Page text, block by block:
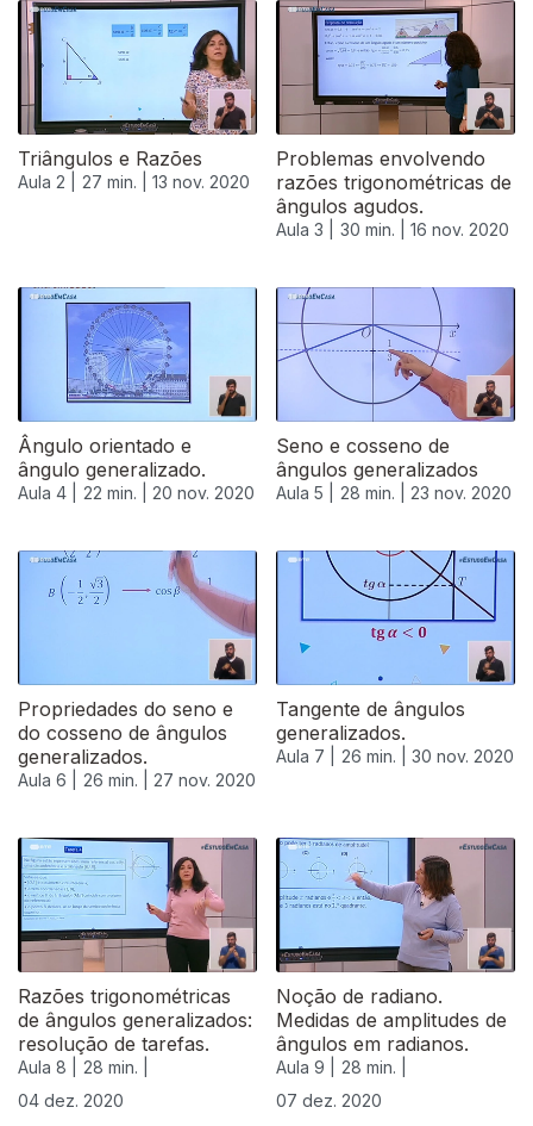
Triângulos e Razões
Aula 2 | 27 min. | 13 nov. 2020
Problemas envolvendo
razões trigonométricas de
ângulos agudos.
Aula 3 | 30 min. | 16 nov. 2020
Ângulo orientado e
ângulo generalizado.
Aula 4 | 22 min. | 20 nov. 2020
Seno e cosseno de
ângulos generalizados
Aula 5 | 28 min. | 23 nov. 2020
Propriedades do seno e
do cosseno de ângulos
generalizados.
Aula 6 | 26 min. | 27 nov. 2020
Tangente de ângulos
generalizados.
Aula 7 | 26 min. | 30 nov. 2020
Razões trigonométricas
de ângulos generalizados:
resolução de tarefas.
Aula 8 |
28 min. |
04 dez. 2020
Noção de radiano.
Medidas de amplitudes de
ângulos em radianos.
Aula 9 |
28 min. |
07 dez. 2020